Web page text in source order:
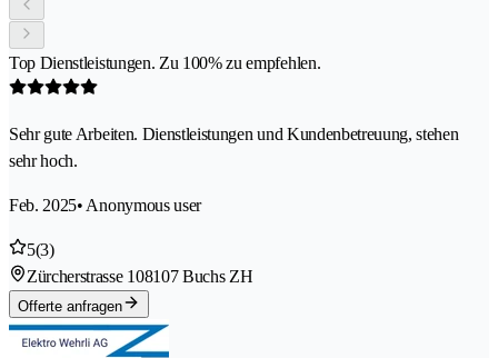
Top Dienstleistungen. Zu 100% zu empfehlen.
Sehr gute Arbeiten. Dienstleistungen und Kundenbetreuung, stehen
sehr hoch.
Feb. 2025• Anonymous user
5(3)
Zürcherstrasse 108107 Buchs ZH
Offerte anfragen